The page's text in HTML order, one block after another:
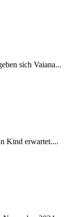
sich Vaiana...
Kind erwartet....